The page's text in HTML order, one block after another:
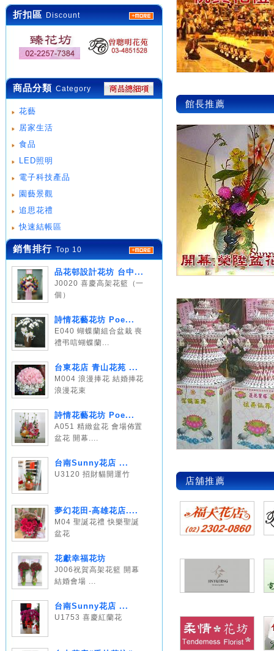
折扣區 Discount
商品分類 Category
花藝
居家生活
食品
LED照明
電子科技產品
園藝景觀
追思花禮
快速結帳區
銷售排行 Top 10
品花邨設計花坊 台中...
J0020 喜慶高架花籃（一
個）
詩情花藝花坊 Poe...
E040 蝴蝶蘭組合盆栽 喪
禮弔唁蝴蝶蘭...
台東花店 青山花苑 ...
M004 浪漫捧花 結婚捧花
浪漫花束
詩情花藝花坊 Poe...
A051 精緻盆花 會場佈置
盆花 開幕....
台南Sunny花店 ...
U3120 招財貓開運竹
夢幻花田-高雄花店....
M04 聖誕花禮 快樂聖誕
盆花
花獻幸福花坊
J006祝賀高架花籃 開幕
結婚會場 ...
台南Sunny花店 ...
U1753 喜慶紅蘭花
館長推薦
店舖推薦